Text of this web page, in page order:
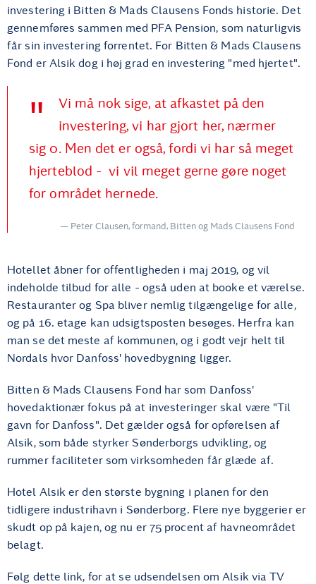
investering i Bitten & Mads Clausens Fonds historie. Det
gennemføres sammen med PFA Pension, som naturligvis
får sin investering forrentet. For Bitten & Mads Clausens
Fond er Alsik dog i høj grad en investering "med hjertet".
Vi må nok sige, at afkastet på den
investering, vi har gjort her, nærmer
sig 0. Men det er også, fordi vi har så meget
hjerteblod - vi vil meget gerne gøre noget
for området hernede.
Peter Clausen, formand, Bitten og Mads Clausens Fond
Hotellet åbner for offentligheden i maj 2019, og vil
indeholde tilbud for alle - også uden at booke et værelse.
Restauranter og Spa bliver nemlig tilgængelige for alle,
og på 16. etage kan udsigtsposten besøges. Herfra kan
man se det meste af kommunen, og i godt vejr helt til
Nordals hvor Danfoss' hovedbygning ligger.
Bitten & Mads Clausens Fond har som Danfoss'
hovedaktionær fokus på at investeringer skal være "Til
gavn for Danfoss". Det gælder også for opførelsen af
Alsik, som både styrker Sønderborgs udvikling, og
rummer faciliteter som virksomheden får glæde af.
Hotel Alsik er den største bygning i planen for den
tidligere industrihavn i Sønderborg. Flere nye byggerier er
skudt op på kajen, og nu er 75 procent af havneområdet
belagt.
Følg dette link, for at se udsendelsen om Alsik via TV